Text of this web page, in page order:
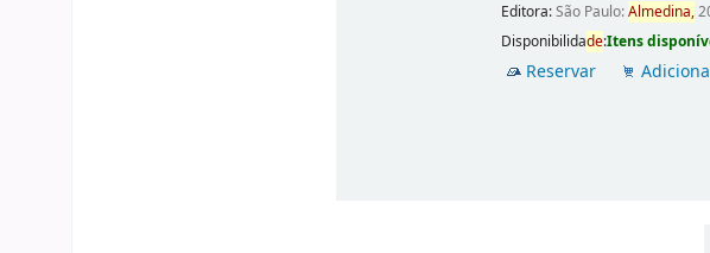
Editora:São Paulo:Almedina,
Disponibilidade:Itens
Reservar